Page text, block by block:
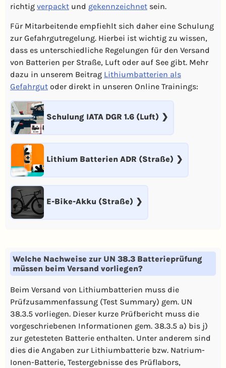
richtig verpackt und gekennzeichnet sein.
Für Mitarbeitende empfiehlt sich daher eine Schulung
zur Gefahrgutregelung. Hierbei ist wichtig zu wissen,
dass es unterschiedliche Regelungen für den Versand
von Batterien per Straße, Luft oder auf See gibt. Mehr
dazu in unserem Beitrag Lithiumbatterien als
Gefahrgut oder direkt in unseren Online Trainings:
Schulung IATA DGR 1.6 (Luft)
Lithium Batterien ADR (Straße)
E-Bike-Akku (Straße)
Welche Nachweise zur UN 38.3 Batterieprüfung
müssen beim Versand vorliegen?
Beim Versand von Lithiumbatterien muss die
Prüfzusammenfassung (Test Summary) gem. UN
38.3.5 vorliegen. Dieser kurze Prüfbericht muss die
vorgeschriebenen Informationen gem. 38.3.5 a) bis j)
zur getesteten Batterie enthalten. Unter anderem sind
dies die Angaben zur Lithiumbatterie bzw. Natrium-
Ionen-Batterie, Testergebnisse des Prüflabors,